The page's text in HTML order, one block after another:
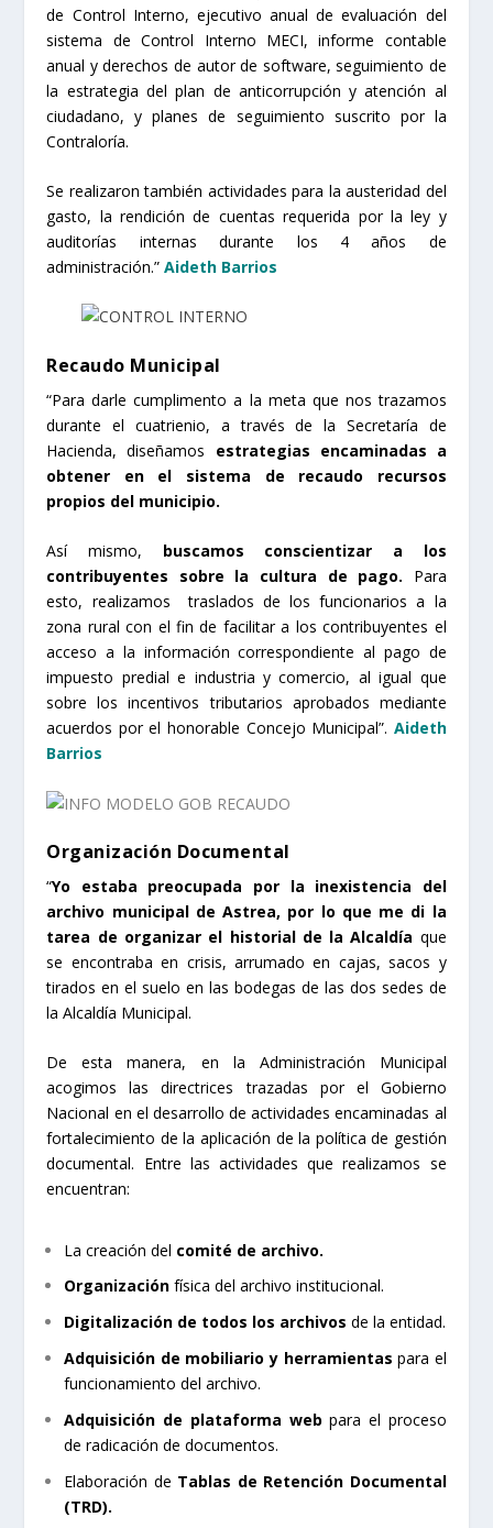
de Control Interno, ejecutivo anual de evaluación del
sistema de Control Interno MECI, informe contable
anual y derechos de autor de software, seguimiento de
la estrategia del plan de anticorrupción y atención al
ciudadano, y planes de seguimiento suscrito por la
Contraloría.
Se realizaron también actividades para la austeridad del
gasto, la rendición de cuentas requerida por la ley y
auditorías internas durante los 4 años de
administración.”Aideth Barrios
Recaudo Municipal
“Para darle cumplimento a la meta que nos trazamos
durante el cuatrienio, a través de la Secretaría de
Hacienda, diseñamos estrategias encaminadas a
obtener en el sistema de recaudo recursos
propios del municipio.
Así mismo, buscamos conscientizar a los
contribuyentes sobre la cultura de pago. Para
esto, realizamos traslados de los funcionarios a la
zona rural con el fin de facilitar a los contribuyentes el
acceso a la información correspondiente al pago de
impuesto predial e industria y comercio, al igual que
sobre los incentivos tributarios aprobados mediante
acuerdos por el honorable Concejo Municipal”. Aideth
Barrios
Organización Documental
“Yo estaba preocupada por la inexistencia del
archivo municipal de Astrea, por lo que me di la
tarea de organizar el historial de la Alcaldía que
se encontraba en crisis, arrumado en cajas, sacos y
tirados en el suelo en las bodegas de las dos sedes de
la Alcaldía Municipal.
De esta manera, en la Administración Municipal
acogimos las directrices trazadas por el Gobierno
Nacional en el desarrollo de actividades encaminadas al
fortalecimiento de la aplicación de la política de gestión
documental. Entre las actividades que realizamos se
encuentran:
La creación del comité de archivo.
Organización física del archivo institucional.
Digitalización de todos los archivos de la entidad.
Adquisición de mobiliario y herramientas para el
funcionamiento del archivo.
Adquisición de plataforma web para el proceso
de radicación de documentos.
Elaboración de Tablas de Retención Documental
(TRD).